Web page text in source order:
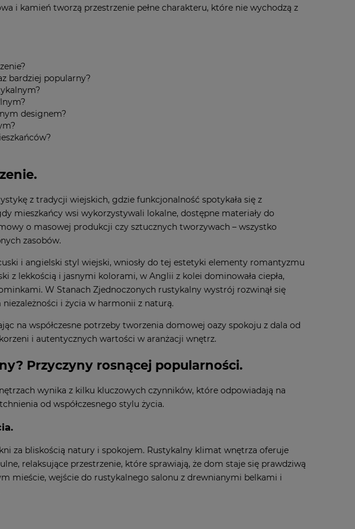
i kamień tworzą przestrzenie pełne charakteru, które nie wychodzą z
bardziej popularny?
designem?
z tradycji wiejskich, gdzie funkcjonalność spotykała się z
mieszkańcy wsi wykorzystywali lokalne, dostępne materiały do
o masowej produkcji czy sztucznych tworzywach – wszystko
zasobów.
i angielski styl wiejski, wniosły do tej estetyki elementy romantyzmu
z lekkością i jasnymi kolorami, w Anglii z kolei dominowała ciepła,
W Stanach Zjednoczonych rustykalny wystrój rozwinął się
i życia w harmonii z naturą.
na współczesne potrzeby tworzenia domowej oazy spokoju z dala od
i autentycznych wartości w aranżacji wnętrz.
Przyczyny rosnącej popularności.
wynika z kilku kluczowych czynników, które odpowiadają na
od współczesnego stylu życia.
za bliskością natury i spokojem. Rustykalny klimat wnętrza oferuje
relaksujące przestrzenie, które sprawiają, że dom staje się prawdziwą
mieście, wejście do rustykalnego salonu z drewnianymi belkami i